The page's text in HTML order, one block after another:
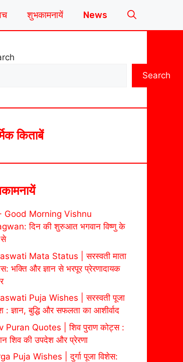
शुभकामनायें News
Search
किताबें
Good Morning Vishnu
दिन की शुरुआत भगवान विष्णु के
से
Mata Status | सरस्वती माता
भक्ति और ज्ञान से भरपूर प्रेरणादायक
Puja Wishes | सरस्वती पूजा
: ज्ञान, बुद्धि और सफलता का आशीर्वाद
Puran Quotes | शिव पुराण कोट्स :
शिव की उपदेश और प्रेरणा
Puja Wishes | दुर्गा पूजा विशेस: